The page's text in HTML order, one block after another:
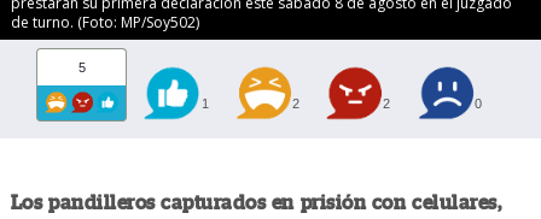
de turno. (Foto: MP/Soy502)
5
1 2 2 0
Los pandilleros capturados en prisión con celulares,